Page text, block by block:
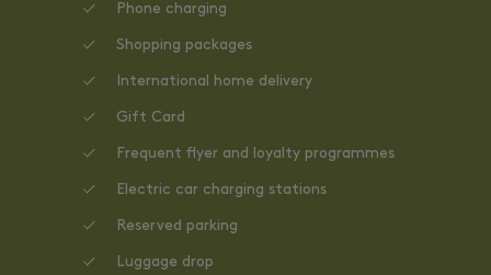
Phone charging
Shopping packages
International home delivery
Gift Card
Frequent flyer and loyalty programmes
Electric car charging stations
Reserved parking
Luggage drop